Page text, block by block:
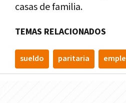
casas de familia.
TEMAS RELACIONADOS
sueldo paritaria